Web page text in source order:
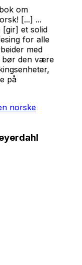
om
[...] ...
[gir] et solid
for alle
med
bør den være
på
norske